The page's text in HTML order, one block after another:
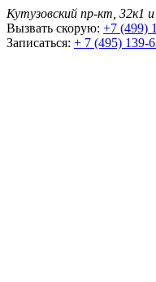
Кутузовский пр-кт, 32к1
Вызвать скорую: +7 (499)
Записаться: + 7 (495) 139-